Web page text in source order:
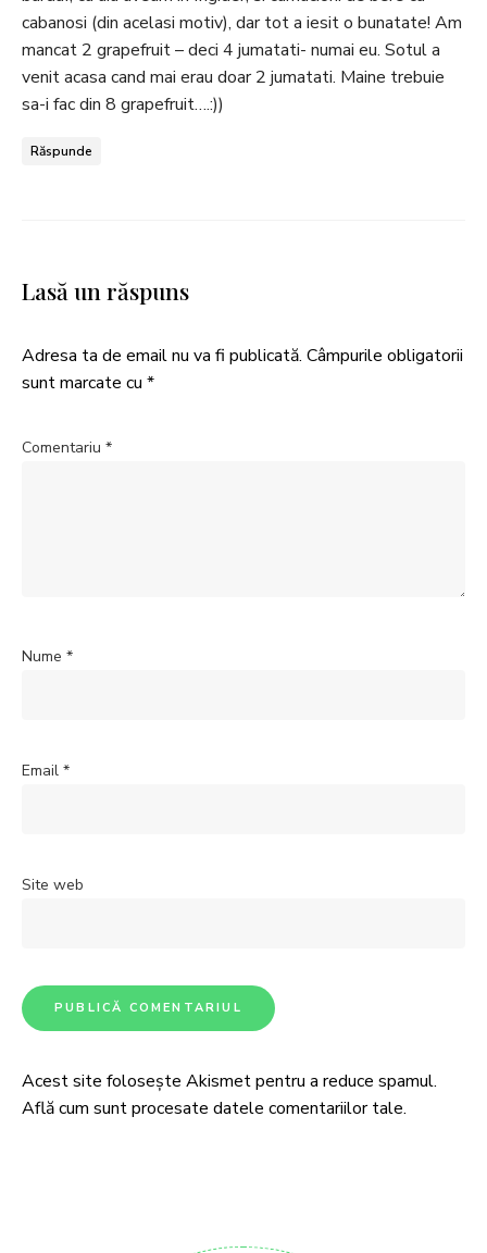
cabanosi (din acelasi motiv), dar tot a iesit o bunatate! Am
mancat 2 grapefruit – deci 4 jumatati- numai eu. Sotul a
venit acasa cand mai erau doar 2 jumatati. Maine trebuie
sa-i fac din 8 grapefruit….:))
Răspunde
Lasă un răspuns
Adresa ta de email nu va fi publicată. Câmpurile obligatorii
sunt marcate cu *
Comentariu *
Nume *
Email *
Site web
Acest site folosește Akismet pentru a reduce spamul.
Află cum sunt procesate datele comentariilor tale.